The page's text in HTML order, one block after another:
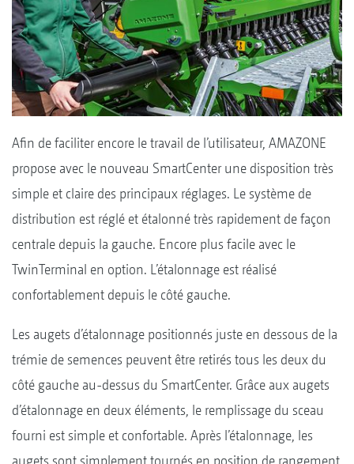
Afin de faciliter encore le travail de l’utilisateur, AMAZONE
propose avec le nouveau SmartCenter une disposition très
simple et claire des principaux réglages. Le système de
distribution est réglé et étalonné très rapidement de façon
centrale depuis la gauche. Encore plus facile avec le
TwinTerminal en option. L’étalonnage est réalisé
confortablement depuis le côté gauche.
Les augets d’étalonnage positionnés juste en dessous de la
trémie de semences peuvent être retirés tous les deux du
côté gauche au-dessus du SmartCenter. Grâce aux augets
d’étalonnage en deux éléments, le remplissage du sceau
fourni est simple et confortable. Après l’étalonnage, les
augets sont simplement tournés en position de rangement